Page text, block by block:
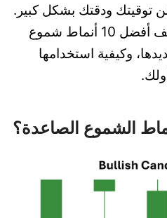
توقيتك ودقتك بشكل كبير.
في هذا الدليل، سنستكشف أفضل 10 أنماط شموع
وكيفية استخدامها
الشموع الصاعدة؟